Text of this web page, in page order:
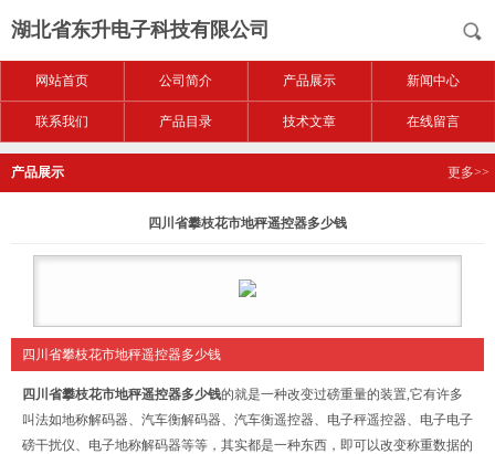
湖北省东升电子科技有限公司
网站首页 公司简介 产品展示 新闻中心
联系我们 产品目录 技术文章 在线留言
产品展示 更多>>
四川省攀枝花市地秤遥控器多少钱
四川省攀枝花市地秤遥控器多少钱
四川省攀枝花市地秤遥控器多少钱的就是一种改变过磅重量的装置,它有许多
叫法如地称解码器、汽车衡解码器、汽车衡遥控器、电子秤遥控器、电子电子
磅干扰仪、电子地称解码器等等，其实都是一种东西，即可以改变称重数据的